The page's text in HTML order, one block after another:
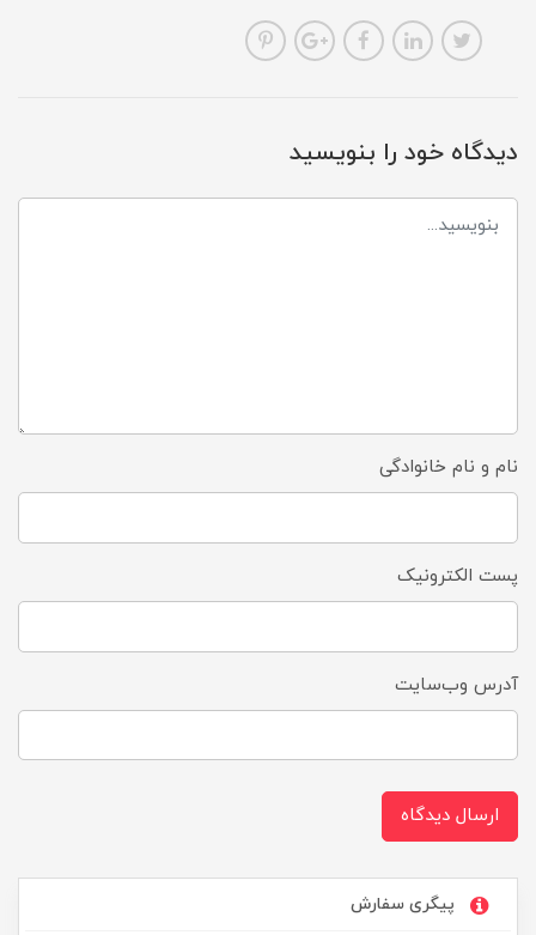
دیدگاه خود را بنویسید
نام و نام خانوادگی
پست الکترونیک
آدرس وب‌سایت
ارسال دیدگاه
پیگری سفارش